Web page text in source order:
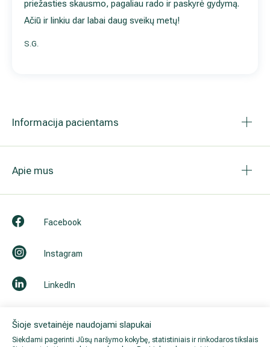
Šioje svetainėje naudojami slapukai
Siekdami pagerinti Jūsų naršymo kokybę, statistiniais ir rinkodaros tikslais
priežasties skausmo, pagaliau rado ir paskyrė gydymą.
Ačiū ir linkiu dar labai daug sveikų metų!
S.G.
Informacija pacientams
Apie mus
Facebook
Instagram
LinkedIn